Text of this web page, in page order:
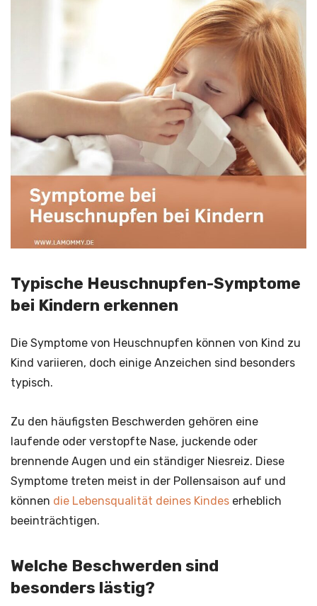
Typische Heuschnupfen-Symptome
bei Kindern erkennen
Die Symptome von Heuschnupfen können von Kind zu
Kind variieren, doch einige Anzeichen sind besonders
typisch.
Zu den häufigsten Beschwerden gehören eine
laufende oder verstopfte Nase, juckende oder
brennende Augen und ein ständiger Niesreiz. Diese
Symptome treten meist in der Pollensaison auf und
können die Lebensqualität deines Kindes erheblich
beeinträchtigen.
Welche Beschwerden sind
besonders lästig?